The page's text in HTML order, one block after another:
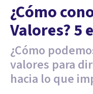
¿Cómo
Valores? 5
¿Cómo
valores para
hacia lo que